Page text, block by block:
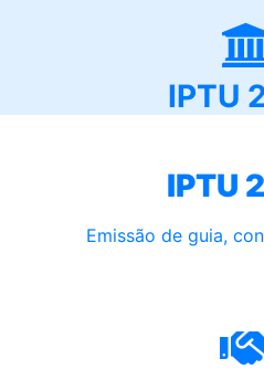
IPTU
IPTU
Emissão de guia,